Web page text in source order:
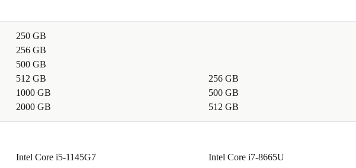
250 GB
256 GB
500 GB
512 GB
1000 GB
2000 GB
256 GB
500 GB
512 GB
Intel Core i5-1145G7
Intel Core i7-8665U